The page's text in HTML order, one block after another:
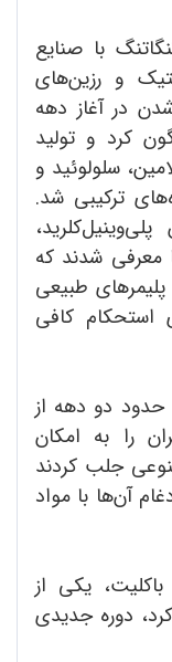
با صنایع
و رزین‌های
در آغاز دهه
کرد و تولید
سلولوئید و
ترکیبی شد.
معرفی شدند که
طبیعی
استحکام کافی
حدود دو دهه از
را به امکان
جلب کردند
آن‌ها با مواد
سال 1907 باکلیت، یکی از
دوره جدیدی